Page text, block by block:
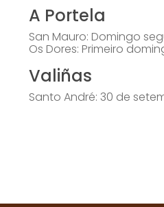
A Portela
San Mauro: Domingo
Os Dores: Primeiro
Valiñas
Santo André: 30 de